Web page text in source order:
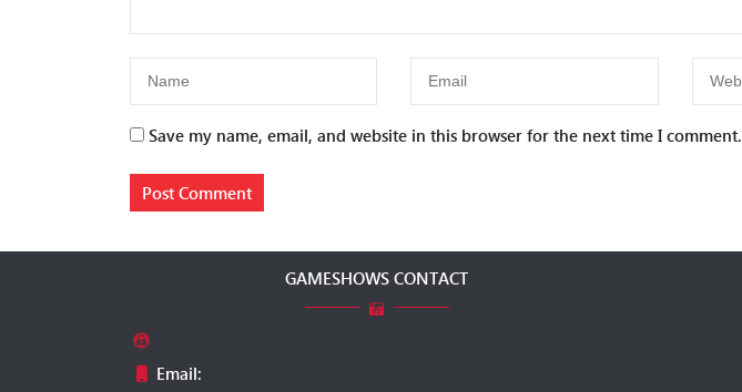
Save my name, email, and website in this browser for the next time I comment.
GAMESHOWS CONTACT
Email: